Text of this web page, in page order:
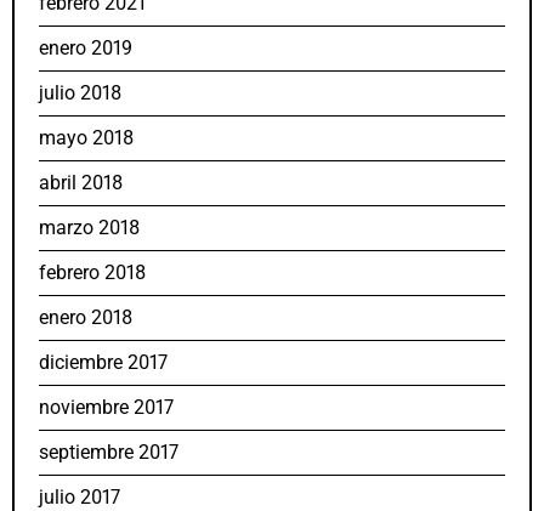
enero 2019
julio 2018
mayo 2018
abril 2018
marzo 2018
febrero 2018
enero 2018
diciembre 2017
noviembre 2017
septiembre 2017
julio 2017